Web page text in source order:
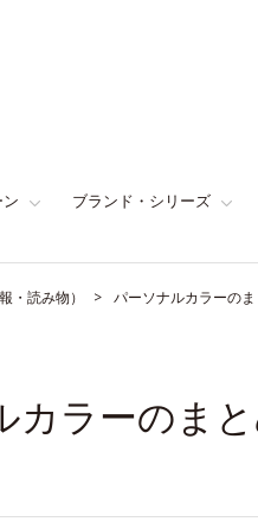
ブランド・シリーズ
・読み物） パーソナルカラーの
カラーのま